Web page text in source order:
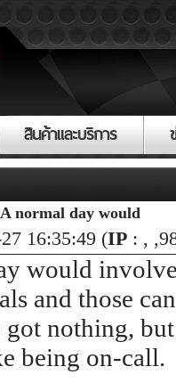
สินค้าและบริการ
normal day would
16:35:49 (IP : ,
would
and those
nothing,
being on-call.